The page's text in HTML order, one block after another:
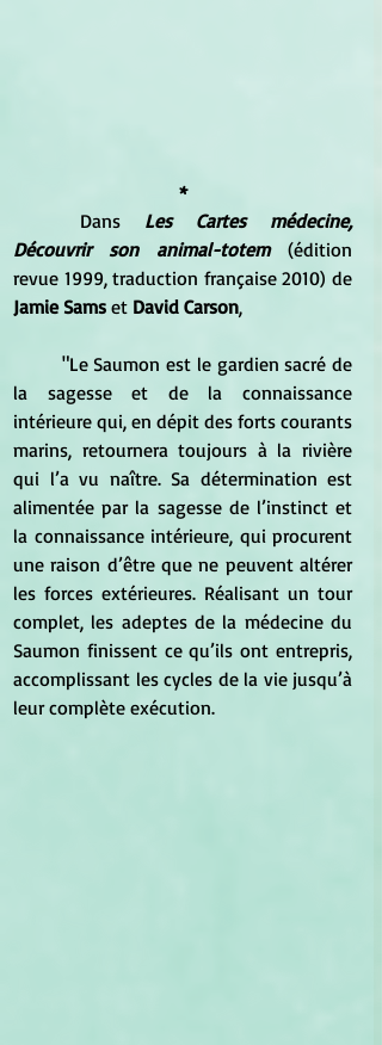
*
	Dans
Les Cartes médecine,
Découvrir son animal-totem (édition
Jamie Sams et David Carson,
la sagesse et de la connaissance
intérieure qui, en dépit des forts courants
marins, retournera toujours à la rivière
qui l’a vu naître. Sa détermination est
alimentée par la sagesse de l’instinct et
la connaissance intérieure, qui procurent
une raison d’être que ne peuvent altérer
les forces extérieures. Réalisant un tour
complet, les adeptes de la médecine du
Saumon finissent ce qu’ils ont entrepris,
accomplissant les cycles de la vie jusqu’à
leur complète exécution.